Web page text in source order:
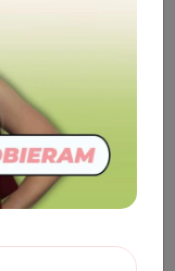
cery suchej